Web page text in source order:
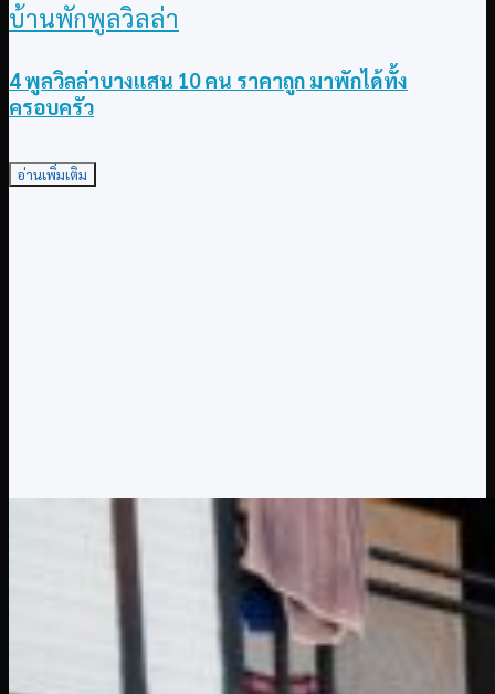
บ้านพักพูลวิลล่า
4 พูลวิลล่าบางแสน 10 คน ราคาถูก มาพักได้ทั้ง
ครอบครัว
อ่านเพิ่มเติม